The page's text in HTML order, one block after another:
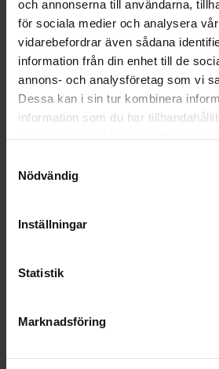
och annonserna till användarna,
för sociala medier och analysera
vidarebefordrar även sådana
information från din enhet till de
annons- och analysföretag som vi
Dessa kan i sin tur kombinera
information som du har
Nödvändig
Inställningar
Statistik
Marknadsföring
Teknisk information
Koder Nedladdningar Teknisk
Produktkoder
El-nummer (SWE)
Liknande produkter